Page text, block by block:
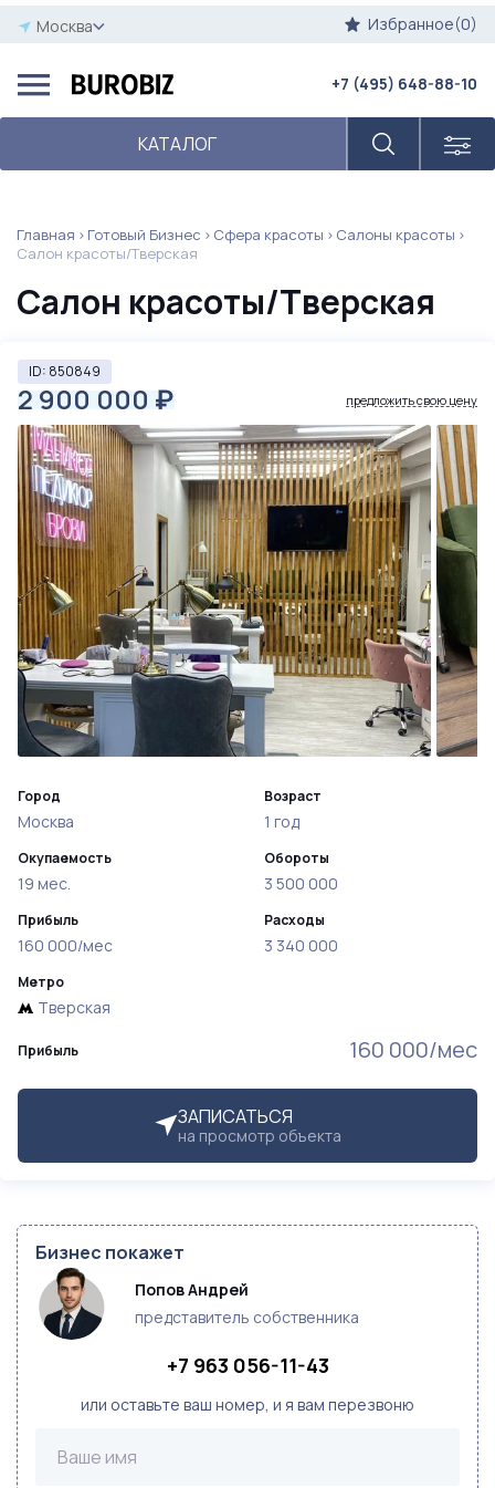
Москва Избранное(0)
КАТАЛОГ
+7 (495) 648-88-10
Главная Готовый Бизнес Сфера красоты
Салоны красоты
Салон красоты/Тверская
Салон красоты/Тверская
ID: 850849
2 900 000 ₽ предложить свою цену
Прибыль 160 000/мес
ЗАПИСАТЬСЯ
на просмотр объекта
Город
Москва
Окупаемость
19 мес.
Прибыль
160 000/мес
Возраст
1 год
Обороты
3 500 000
Расходы
3 340 000
Метро
Тверская
Бизнес покажет
Попов Андрей
представитель собственника
+7 963 056-11-43
или оставьте ваш номер, и я вам перезвоню